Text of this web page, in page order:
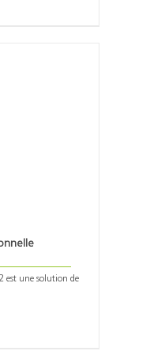
est une solution de